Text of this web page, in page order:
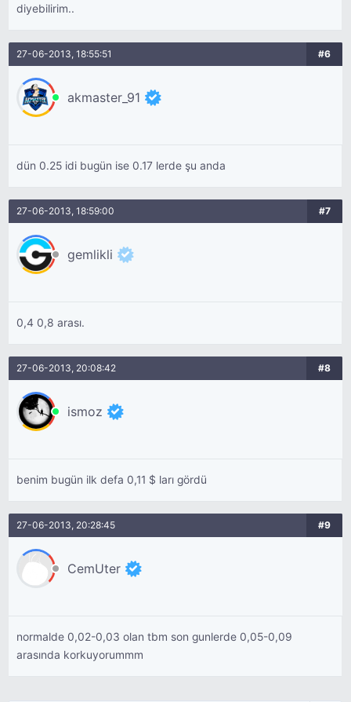
diyebilirim..
27-06-2013, 18:55:51 #6
akmaster_91
dün 0.25 idi bugün ise 0.17 lerde şu anda
27-06-2013, 18:59:00 #7
gemlikli
0,4 0,8 arası.
27-06-2013, 20:08:42 #8
ismoz
benim bugün ilk defa 0,11 $ ları gördü
27-06-2013, 20:28:45 #9
CemUter
normalde 0,02-0,03 olan tbm son gunlerde 0,05-0,09
arasında korkuyorummm